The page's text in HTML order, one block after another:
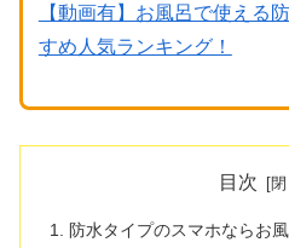
【動画有】お風呂で使える
すめ人気ランキング！
目次
防水タイプのスマホならお